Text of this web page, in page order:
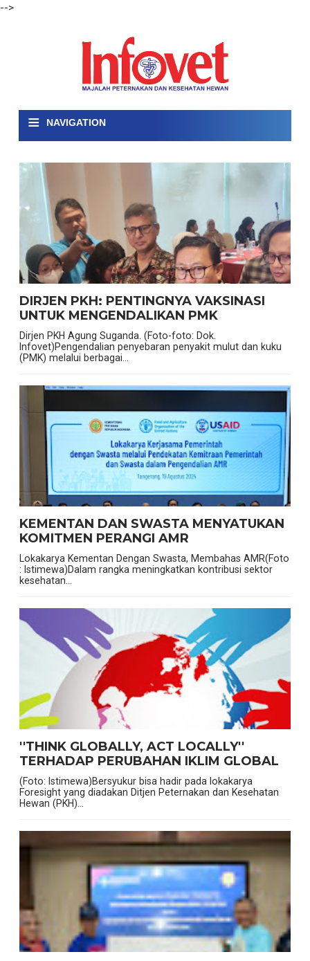
-->
≡ NAVIGATION
DIRJEN PKH: PENTINGNYA VAKSINASI
UNTUK MENGENDALIKAN PMK
Dirjen PKH Agung Suganda. (Foto-foto: Dok.
Infovet)Pengendalian penyebaran penyakit mulut dan kuku
(PMK) melalui berbagai...
KEMENTAN DAN SWASTA MENYATUKAN
KOMITMEN PERANGI AMR
Lokakarya Kementan Dengan Swasta, Membahas AMR(Foto
: Istimewa)Dalam rangka meningkatkan kontribusi sektor
kesehatan...
''THINK GLOBALLY, ACT LOCALLY''
TERHADAP PERUBAHAN IKLIM GLOBAL
(Foto: Istimewa)Bersyukur bisa hadir pada lokakarya
Foresight yang diadakan Ditjen Peternakan dan Kesehatan
Hewan (PKH)...